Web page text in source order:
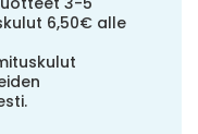
6,50€ alle